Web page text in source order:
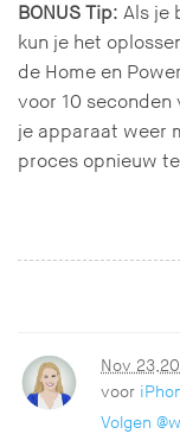
BONUS Tip: Als je
kun je het
de Home en
voor 10
je apparaat weer
proces opnieuw
Nov
voor
Volgen